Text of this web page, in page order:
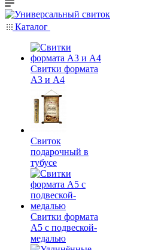
Каталог
Свитки формата
А3 и А4
Свиток
подарочный в
тубусе
Свитки формата
А5 с подвеской-
медалью